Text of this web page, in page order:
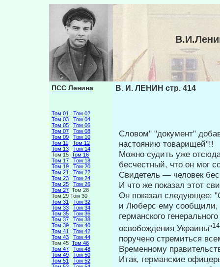
ПСС Ленина
Том 01
Том 02
Том 03
Том 04
Том 05
Том 06
Том 07
Том 08
Том 09
Том 10
Том 11
Том 12
Том 13
Том 14
Том 15 Том 16
Том 17
Том 18
Том 19
Том 20
Том 21
Том 22
Том 23
Том 24
Том 25
Том 26
Том 27 Том 28
Том 29 Том 30
Том 31
Том 32
Том 33
Том 34
Том 35
Том 36
Том 37
Том 38
Том 39
Том 40
Том 41
Том 42
Том 43
Том 44
Том 45 Том 46
Том 47
Том 48
Том 49
Том 50
Том 51
Том 52
В. И. ЛЕНИН стр. 414
Словом" "документ"
настоянию това­рищей"!!
Можно судить уже
бесчестный, что он мог
Свидетель — человек
И что же показал этот
Он показал следующее:
и Люберс ему сообщили,
германского
освобождения Украи­ны"
поручено стремиться
Временному
Итак, германские